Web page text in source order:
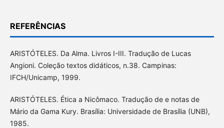
REFERÊNCIAS
ARISTÓTELES. Da Alma. Livros I-III. Tradução de Lucas
Angioni. Coleção textos didáticos, n.38. Campinas:
IFCH/Unicamp, 1999.
ARISTÓTELES. Ética a Nicômaco. Tradução de e notas de
Mário da Gama Kury. Brasília: Universidade de Brasília (UNB),
1985.